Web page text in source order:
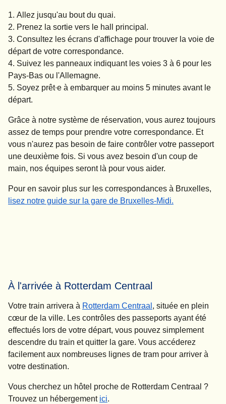
Allez jusqu'au bout du quai.
Prenez la sortie vers le hall principal.
Consultez les écrans d'affichage pour trouver la voie de
départ de votre correspondance.
Suivez les panneaux indiquant les voies 3 à 6 pour les
Pays-Bas ou l'Allemagne.
Soyez prêt∙e à embarquer au moins 5 minutes avant le
départ.
Grâce à notre système de réservation, vous aurez toujours
assez de temps pour prendre votre correspondance. Et
vous n'aurez pas besoin de faire contrôler votre passeport
une deuxième fois. Si vous avez besoin d'un coup de
main, nos équipes seront là pour vous aider.
Pour en savoir plus sur les correspondances à Bruxelles,
lisez notre guide sur la gare de Bruxelles-Midi.
À l'arrivée à Rotterdam Centraal
Votre train arrivera à Rotterdam Centraal , située en plein
cœur de la ville. Les contrôles des passeports ayant été
effectués lors de votre départ, vous pouvez simplement
descendre du train et quitter la gare. Vous accéderez
facilement aux nombreuses lignes de tram pour arriver à
votre destination.
Vous cherchez un hôtel proche de Rotterdam Centraal ?
Trouvez un hébergement ici.